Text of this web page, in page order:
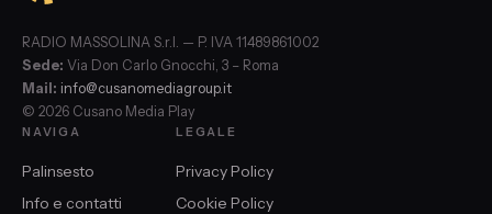
RADIO MASSOLINA S.r.l. — P. IVA 11489861002
Sede: Via Don Carlo Gnocchi, 3 – Roma
Mail: info@cusanomediagroup.it
© 2026 Cusano Media Play
NAVIGA
Palinsesto
Info e contatti
LEGALE
Privacy Policy
Cookie Policy